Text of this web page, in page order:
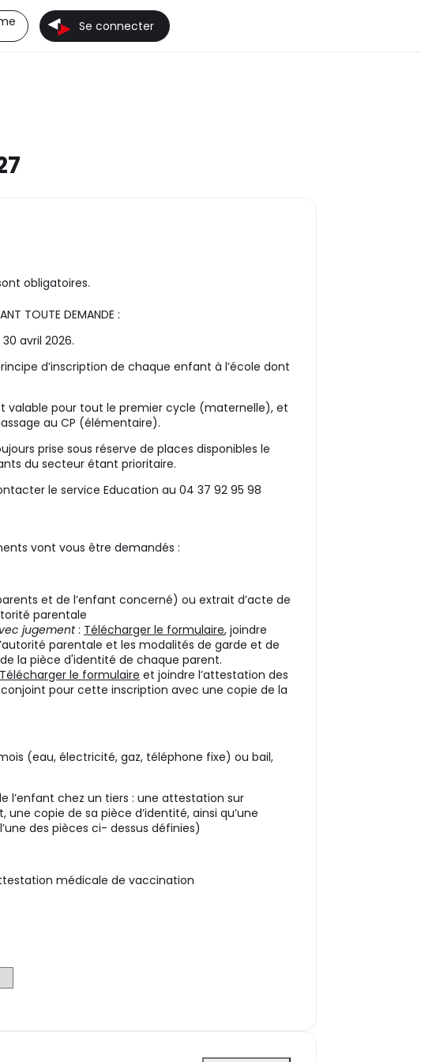
Se connecter
obligatoires.
TOUTE DEMANDE :
avril 2026.
d’inscription de chaque enfant à l’école dont
valable pour tout le premier cycle (maternelle), et
au CP (élémentaire).
prise sous réserve de places disponibles le
du secteur étant prioritaire.
le service Education au 04 37 92 95 98
vont vous être demandés :
et de l’enfant concerné) ou extrait d’acte de
parentale
jugement: Télécharger le formulaire, joindre
parentale et les modalités de garde et de
la pièce d'identité de chaque parent.
Télécharger le formulaire et joindre l’attestation des
pour cette inscription avec une copie de la
(eau, électricité, gaz, téléphone fixe) ou bail,
l’enfant chez un tiers : une attestation sur
une copie de sa pièce d’identité, ainsi qu’une
des pièces ci- dessus définies)
médicale de vaccination